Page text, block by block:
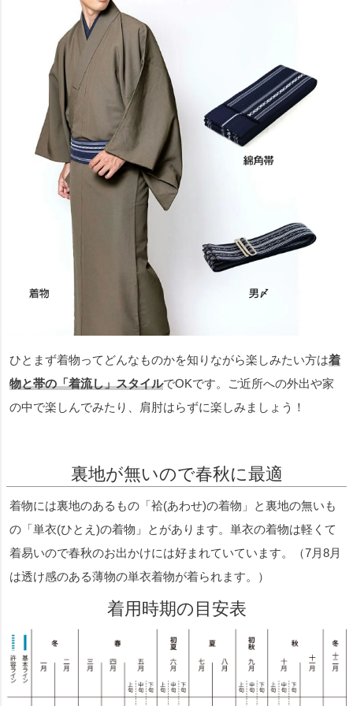
ひとまず着物ってどんなものかを知りながら楽しみたい方は着
物と帯の「着流し」スタイルでOKです。ご近所への外出や家
の中で楽しんでみたり、肩肘はらずに楽しみましょう！
裏地が無いので春秋に最適
着物には裏地のあるもの「袷(あわせ)の着物」と裏地の無いも
の「単衣(ひとえ)の着物」とがあります。単衣の着物は軽くて
着易いので春秋のお出かけには好まれていています。（7月8月
は透け感のある薄物の単衣着物が着られます。）
着用時期の目安表